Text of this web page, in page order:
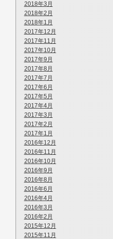
2018年3月
2018年2月
2018年1月
2017年12月
2017年11月
2017年10月
2017年9月
2017年8月
2017年7月
2017年6月
2017年5月
2017年4月
2017年3月
2017年2月
2017年1月
2016年12月
2016年11月
2016年10月
2016年9月
2016年8月
2016年6月
2016年4月
2016年3月
2016年2月
2015年12月
2015年11月